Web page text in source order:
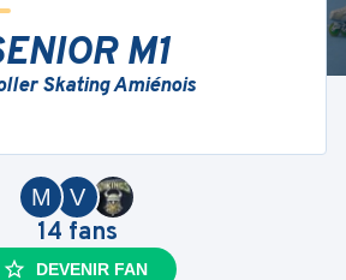
M1
Skating Amiénois
V
M
14 fans
DEVENIR FAN